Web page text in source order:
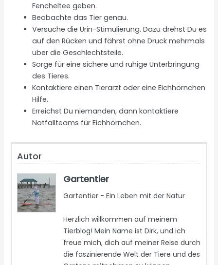
Fencheltee geben.
Beobachte das Tier genau.
Versuche die Urin-Stimulierung. Dazu drehst Du es
auf den Rücken und fährst ohne Druck mehrmals
über die Geschlechtsteile.
Sorge für eine sichere und ruhige Unterbringung
des Tieres.
Kontaktiere einen Tierarzt oder eine Eichhörnchen
Hilfe.
Erreichst Du niemanden, dann kontaktiere
Notfallteams für Eichhörnchen.
Autor
Gartentier
Gartentier - Ein Leben mit der Natur
Herzlich willkommen auf meinem
Tierblog! Mein Name ist Dirk, und ich
freue mich, dich auf meiner Reise durch
die faszinierende Welt der Tiere und des